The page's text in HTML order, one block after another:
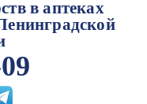
в аптеках